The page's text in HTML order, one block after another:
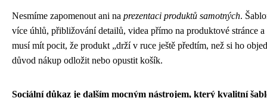
Nesmíme zapomenout ani na prezentaci produktů samotných.
více úhlů, přibližování detailů, videa přímo na produktové stránce
musí mít pocit, že produkt „drží v ruce ještě předtím, než si ho
důvod nákup odložit nebo opustit košík.
Sociální důkaz je dalším mocným nástrojem, který kvalitní